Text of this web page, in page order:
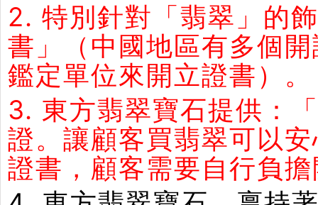
2. 特別針對「翡翠」的
書」（中國地區有多個
鑑定單位來開立證書）。
3. 東方翡翠寶石提供：
證。讓顧客買翡翠可以
證書，顧客需要自行負